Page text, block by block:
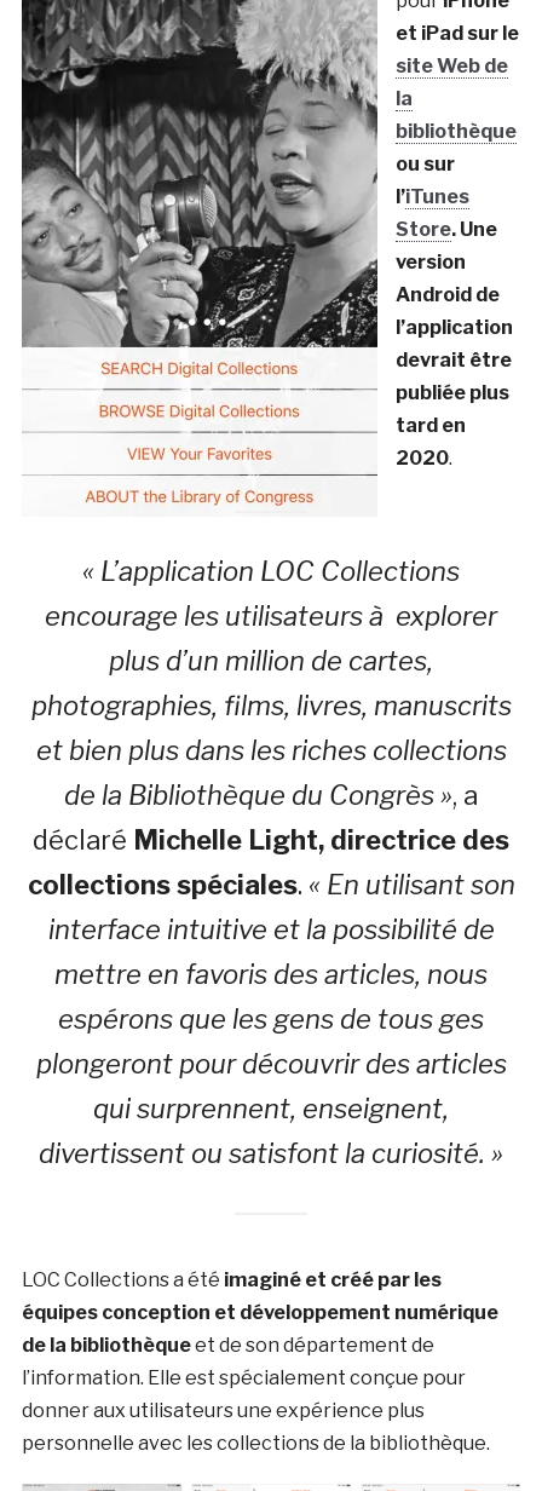
et iPad sur le
site Web de
la
bibliothèque
ou sur
l’iTunes
Store. Une
version
Android de
l’application
devrait être
publiée plus
tard en
2020.
« L’application LOC Collections
encourage les utilisateurs à explorer
plus d’un million de cartes,
photographies, films, livres, manuscrits
et bien plus dans les riches collections
de la Bibliothèque du Congrès », a
déclaré Michelle Light, directrice des
collections spéciales. « En utilisant son
interface intuitive et la possibilité de
mettre en favoris des articles, nous
espérons que les gens de tous ges
plongeront pour découvrir des articles
qui surprennent, enseignent,
divertissent ou satisfont la curiosité. »
LOC Collections a été imaginé et créé par les
équipes conception et développement numérique
de la bibliothèqueet de son département de
l’information. Elle est spécialement conçue pour
donner aux utilisateurs une expérience plus
personnelle avec les collections de la bibliothèque.